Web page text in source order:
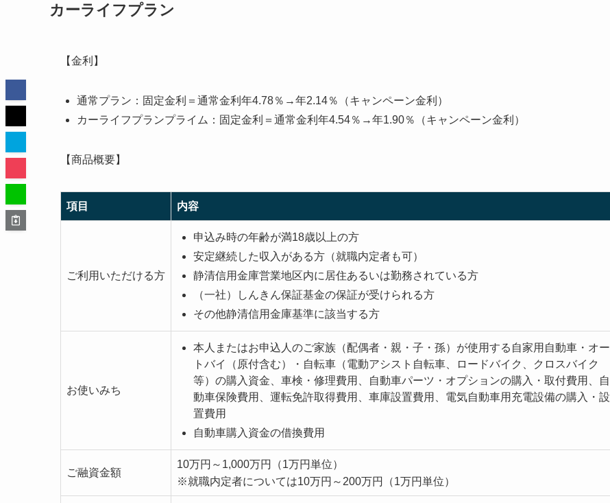
カーライフプラン
【金利】
通常プラン：固定金利＝通常金利年4.78％→年2.14％（キャンペーン金利）
カーライフプランプライム：固定金利＝通常金利年4.54％→年1.90％（キャンペーン金利）
【商品概要】
項目 内容
ご利用いただける方
申込み時の年齢が満18歳以上の方
安定継続した収入がある方（就職内定者も可）
静清信用金庫営業地区内に居住あるいは勤務されている方
（一社）しんきん保証基金の保証が受けられる方
その他静清信用金庫基準に該当する方
お使いみち
本人またはお申込人のご家族（配偶者・親・子・孫）が使用する自家用自動車・オー
トバイ（原付含む）・自転車（電動アシスト自転車、ロードバイク、クロスバイク
等）の購入資金、車検・修理費用、自動車パーツ・オプションの購入・取付費用、自
動車保険費用、運転免許取得費用、車庫設置費用、電気自動車用充電設備の購入・設
置費用
自動車購入資金の借換費用
ご融資金額
10万円～1,000万円（1万円単位）
※就職内定者については10万円～200万円（1万円単位）